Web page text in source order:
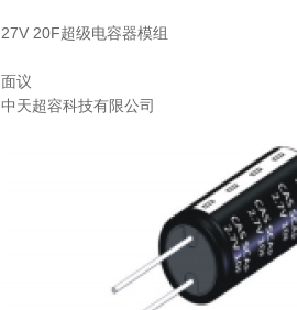
27V 20F超级电容器模组
面议
中天超容科技有限公司